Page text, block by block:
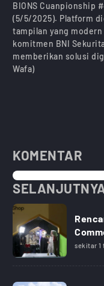
BIONS Cuanpionship
(5/5/2025). Platform
tampilan yang
komitmen BNI
memberikan solusi
Wafa)
KOMENTAR
sekitar 1